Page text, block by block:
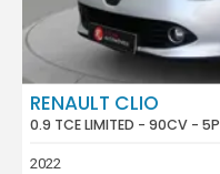
RENAULT CLIO
0.9 TCE LIMITED - 90CV - 5P
2022